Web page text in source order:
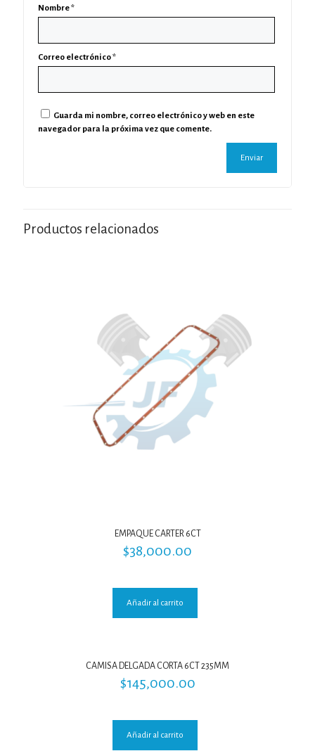
Nombre*
Correo electrónico*
Guarda mi nombre, correo electrónico y web en este
navegador para la próxima vez que comente.
Productos relacionados
EMPAQUE CARTER 6CT
$38,000.00
Añadir al carrito
CAMISA DELGADA CORTA 6CT 235MM
$145,000.00
Añadir al carrito